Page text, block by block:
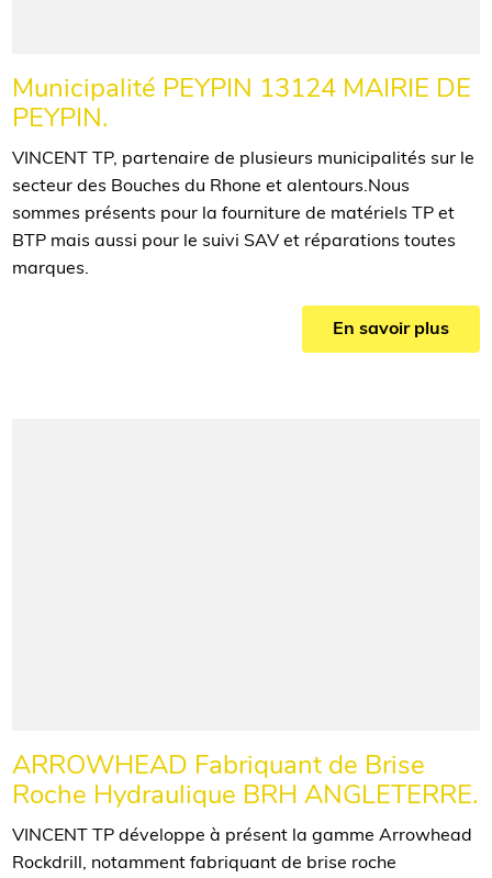
Municipalité PEYPIN 13124 MAIRIE DE
PEYPIN.
VINCENT TP, partenaire de plusieurs municipalités sur le
secteur des Bouches du Rhone et alentours.Nous
sommes présents pour la fourniture de matériels TP et
BTP mais aussi pour le suivi SAV et réparations toutes
marques.
En savoir plus
ARROWHEAD Fabriquant de Brise
Roche Hydraulique BRH ANGLETERRE.
VINCENT TP développe à présent la gamme Arrowhead
Rockdrill, notamment fabriquant de brise roche